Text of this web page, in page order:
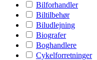
Bilforhandler
Biltilbehør
Biludlejning
Biografer
Boghandlere
Cykelforretninger